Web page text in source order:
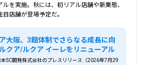
を実施。秋には、初リアル店舗や新業態、
店舗が登場予定だ。
大阪、3館体制でさらなる成長に向
クア/ルクア イーレをリニューアル
本SC開発株式会社のプレスリリース（2026年7月29